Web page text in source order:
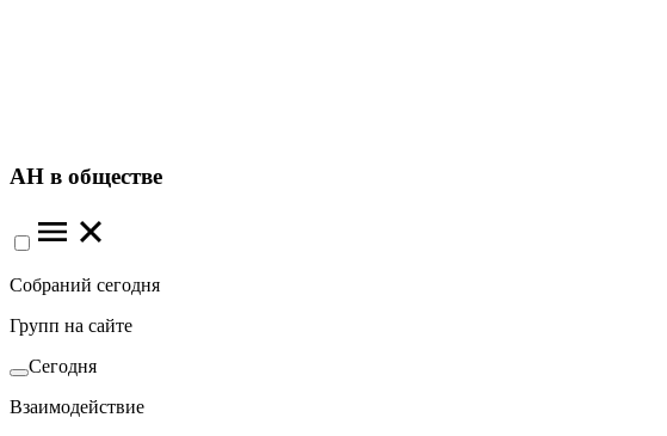
АН в обществе
Собраний сегодня
Групп на сайте
Сегодня
Взаимодействие